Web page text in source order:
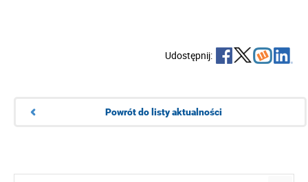
Udostępnij:
Powrót do listy aktualności